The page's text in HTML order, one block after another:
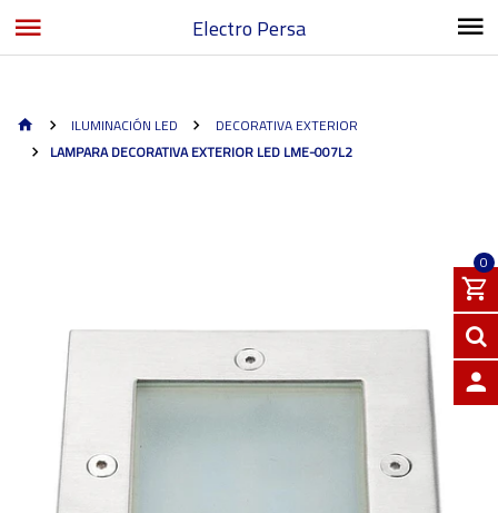
Electro Persa
0
ILUMINACIÓN LED
DECORATIVA EXTERIOR
LAMPARA DECORATIVA EXTERIOR LED LME-007L2